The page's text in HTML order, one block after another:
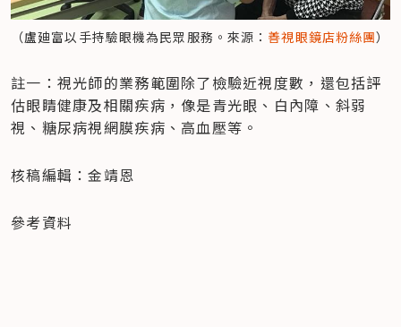
（盧廸富以手持驗眼機為民眾服務。來源： 善視眼鏡店粉絲團）
註一：視光師的業務範圍除了檢驗近視度數，還包括評
估眼睛健康及相關疾病，像是青光眼、白內障、斜弱
視、糖尿病視網膜疾病、高血壓等。
核稿編輯：金靖恩
參考資料